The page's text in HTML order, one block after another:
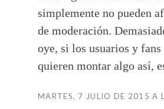
simplemente no pueden
de moderación.
oye, si los usuarios y
quieren montar algo así,
MARTES, 7 JULIO DE 2015 A